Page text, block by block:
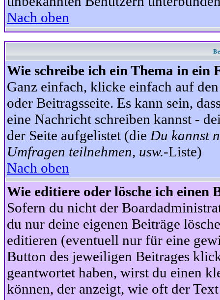
Nach oben
Wie schreibe ich ein Thema in ein
Ganz einfach, klicke einfach auf
oder Beitragsseite. Es kann sein,
eine Nachricht schreiben kannst -
der Seite aufgelistet (die Du kannst
Umfragen teilnehmen, usw.-Liste)
Nach oben
Wie editiere oder lösche ich einen
Sofern du nicht der
du nur deine eigenen Beiträge
editieren (eventuell nur für eine
Button des jeweiligen Beitrages
geantwortet haben, wirst du einen
können, der anzeigt, wie oft der